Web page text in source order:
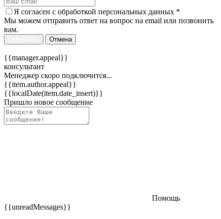
Я согласен c обработкой персональных данных *
Мы можем отправить ответ на вопрос на email или позвонить
вам.
Отмена
{{manager.appeal}}
консультант
Менеджер скоро подключится...
{{item.author.appeal}}
{{localDate(item.date_insert)}}
Пришло новое сообщение
Помощь
{{unreadMessages}}